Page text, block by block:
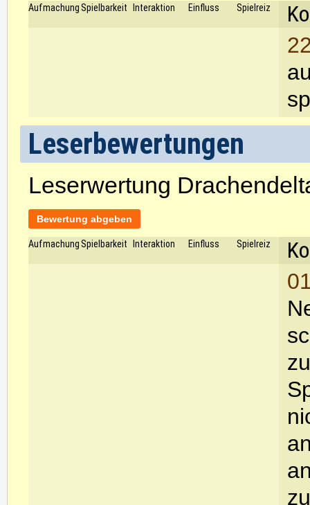
Aufmachung Spielbarkeit Interaktion Einfluss Spielreiz
Leserbewertungen
Leserwertung
Bewertung abgeben
Aufmachung Spielbarkeit Interaktion Einfluss Spielreiz